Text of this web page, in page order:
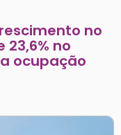
no
no
ocupação